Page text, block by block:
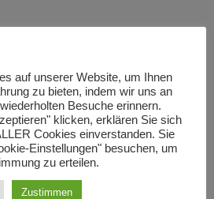
auf unserer Website, um Ihnen
zu bieten, indem wir uns an
Besuche erinnern.
klicken, erklären Sie sich
Cookies einverstanden. Sie
Einstellungen" besuchen, um
zu erteilen.
Zustimmen